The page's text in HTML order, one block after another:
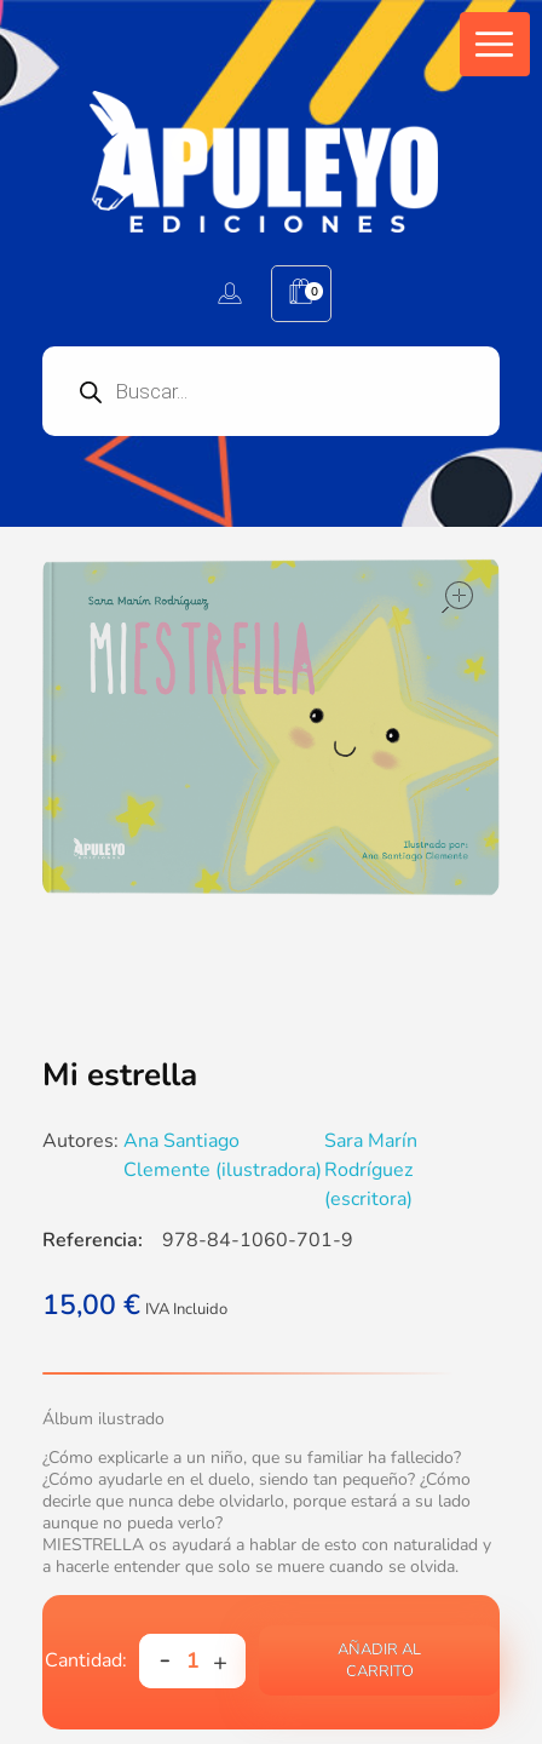
0
Mi estrella
Autores: Ana Santiago
Clemente (ilustradora)
Sara Marín
Rodríguez
(escritora)
15,00 € IVA Incluido
Álbum ilustrado
¿Cómo explicarle a un niño, que su familiar ha fallecido?
¿Cómo ayudarle en el duelo, siendo tan pequeño? ¿Cómo
decirle que nunca debe olvidarlo, porque estará a su lado
aunque no pueda verlo?
MIESTRELLA os ayudará a hablar de esto con naturalidad y
a hacerle entender que solo se muere cuando se olvida.
AÑADIR AL
CARRITO
Referencia: 978-84-1060-701-9